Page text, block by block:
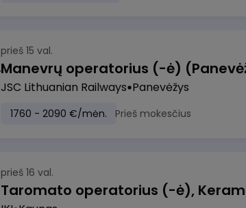
prieš 15 val.
JSC Lithuanian Railways Panevėžys
1760 - 2090 €/mėn. Prieš mokesčius
prieš 16 val.